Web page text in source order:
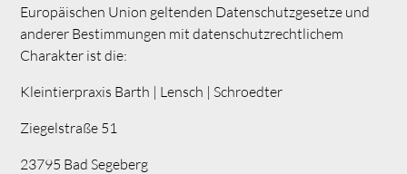
Europäischen Union geltenden Datenschutzgesetze und
anderer Bestimmungen mit datenschutzrechtlichem
Charakter ist die:
Kleintierpraxis Barth | Lensch | Schroedter
Ziegelstraße 51
23795 Bad Segeberg